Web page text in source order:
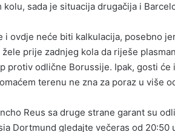
sada je situacija drugačija i
i ovdje neće biti kalkulacija, posebno
prije zadnjeg kola da riješe
protiv odlične Borussije. Ipak, gosti će
terenu ne zna za poraz u više
Reus sa druge strane garant su
Dortmund gledajte večeras od 20:50